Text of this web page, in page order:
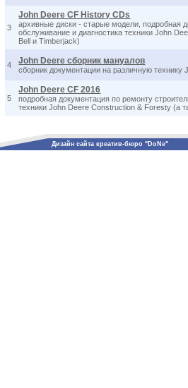
3
John Deere CF History CDs
архивные диски - старые модели, подробная
обслуживание и диагностика техники John
Bell и Timberjack)
4 John Deere сборник мануалов
сборник документации на различную
5
John Deere CF 2016
подробная документация по ремонту
техники John Deere Construction & Foresty (а
Дизайн сайта креатив-бюро "DoNe"